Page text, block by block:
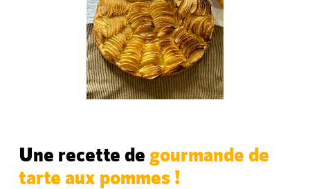
Une recette de gourmande de
tarte aux pommes !